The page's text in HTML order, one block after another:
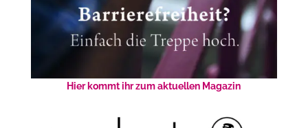
Hier kommt ihr zum aktuellen Magazin